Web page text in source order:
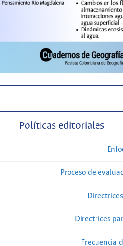
Políticas editoriales
Proceso de
Directrices
Frecuencia